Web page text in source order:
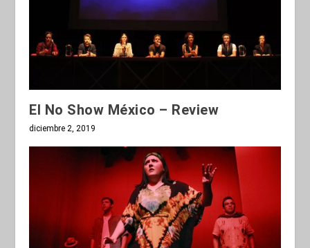
El No Show México – Review
diciembre 2, 2019